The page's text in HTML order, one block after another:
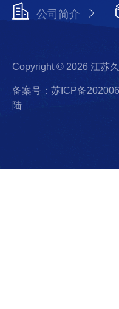
公司简介
Copyright © 2026 江苏
备案号：苏ICP备
陆